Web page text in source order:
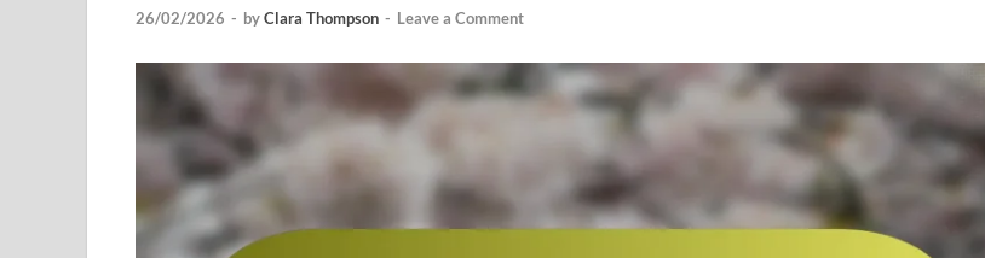
26/02/2026 - byClara Thompson - Leave a Comment